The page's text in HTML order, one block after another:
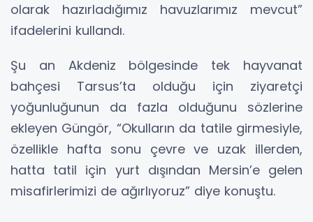
olarak hazırladığımız havuzlarımız mevcut”
ifadelerini kullandı.
Şu an Akdeniz bölgesinde tek hayvanat
bahçesi Tarsus’ta olduğu için ziyaretçi
yoğunluğunun da fazla olduğunu sözlerine
ekleyen Güngör, “Okulların da tatile girmesiyle,
özellikle hafta sonu çevre ve uzak illerden,
hatta tatil için yurt dışından Mersin’e gelen
misafirlerimizi de ağırlıyoruz” diye konuştu.